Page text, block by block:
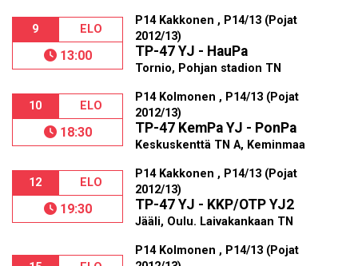
9 ELO
13:00
P14 Kakkonen , P14/13 (Pojat
2012/13)
TP-47 YJ - HauPa
Tornio, Pohjan stadion TN
10 ELO
18:30
P14 Kolmonen , P14/13 (Pojat
2012/13)
TP-47 KemPa YJ - PonPa
Keskuskenttä TN A, Keminmaa
12 ELO
19:30
P14 Kakkonen , P14/13 (Pojat
2012/13)
TP-47 YJ - KKP/OTP YJ2
Jääli, Oulu. Laivakankaan TN
P14 Kolmonen , P14/13 (Pojat